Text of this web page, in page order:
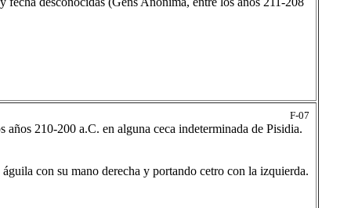
F-07
210-200 a.C. en alguna ceca indeterminada de Pisidia.
con su mano derecha y portando cetro con la izquierda.